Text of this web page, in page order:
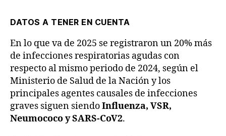
DATOS A TENER EN CUENTA
En lo que va de 2025 se registraron un 20% más
de infecciones respiratorias agudas con
respecto al mismo periodo de 2024, según el
Ministerio de Salud de la Nación y los
principales agentes causales de infecciones
graves siguen siendoInfluenza, VSR,
Neumococo y SARS-CoV2.